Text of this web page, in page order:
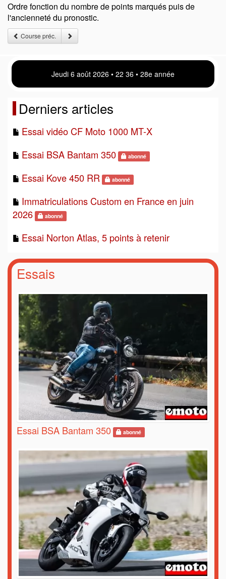
Ordre fonction du nombre de points marqués puis de
l'ancienneté du pronostic.
Course préc.
Jeudi 6 août 2026 • 22:36 • 28e année
Derniers articles
Essai vidéo CF Moto 1000 MT-X
Essai BSA Bantam 350
abonné
Essai Kove 450 RR abonné
Immatriculations Custom en France en juin
2026
abonné
Essai Norton Atlas, 5 points à retenir
Essais
Essai BSA Bantam 350 abonné